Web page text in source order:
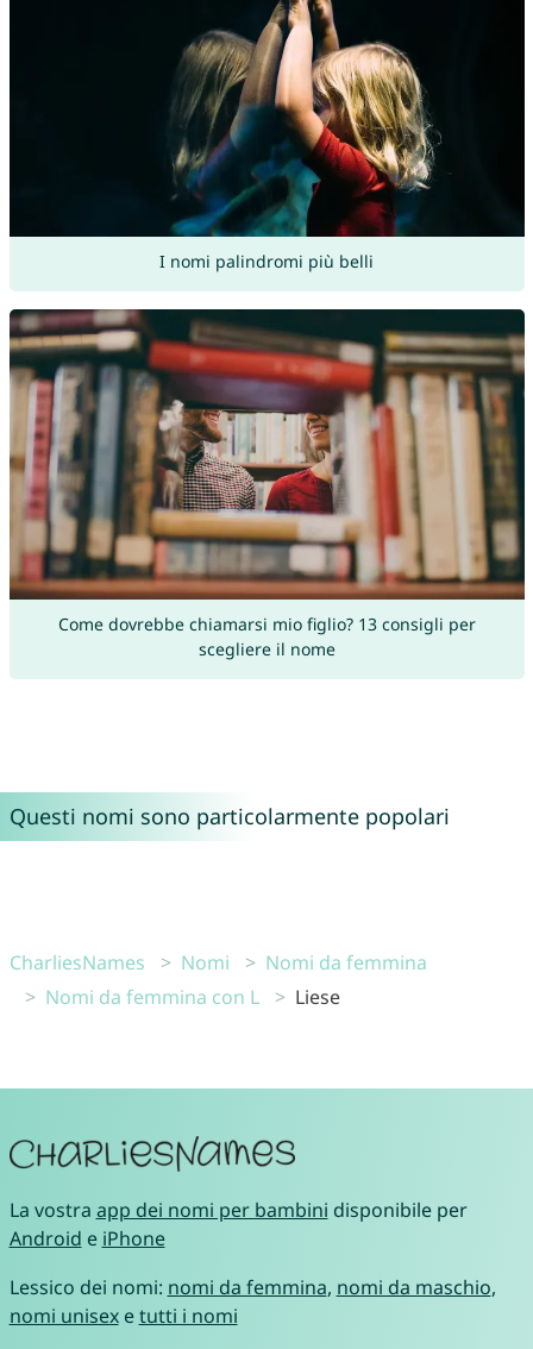
I nomi palindromi più belli
Come dovrebbe chiamarsi mio figlio? 13 consigli per
scegliere il nome
Questi nomi sono particolarmente popolari
CharliesNames Nomi
Nomi da femmina
Nomi da femmina con L
Liese
La vostra app dei nomi per bambini disponibile per
Android e iPhone
Lessico dei nomi: nomi da femmina, nomi da maschio,
nomi unisexetutti i nomi